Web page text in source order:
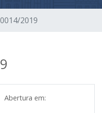
2019
Abertura em: